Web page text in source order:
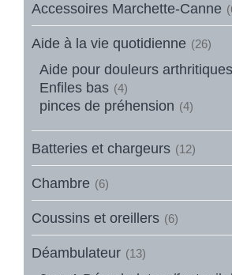
Accessoires Marchette-Canne
Aide à la vie quotidienne (26)
Aide pour douleurs arthritiques
Enfiles bas (4)
pinces de préhension (4)
Batteries et chargeurs (12)
Chambre (6)
Coussins et oreillers (6)
Déambulateur (13)